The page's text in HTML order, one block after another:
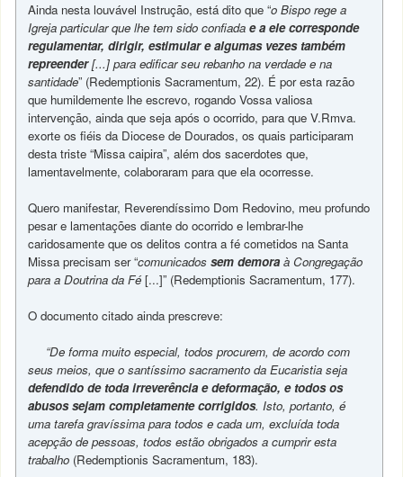
Ainda nesta louvável Instrução, está dito que “o Bispo rege a
Igreja particular que lhe tem sido confiadae a ele corresponde
regulamentar, dirigir, estimular e algumas vezes também
repreender[...] para edificar seu rebanho na verdade e na
santidade” (Redemptionis Sacramentum, 22). É por esta razão
que humildemente lhe escrevo, rogando Vossa valiosa
intervenção, ainda que seja após o ocorrido, para que V.Rmva.
exorte os fiéis da Diocese de Dourados, os quais participaram
desta triste “Missa caipira”, além dos sacerdotes que,
lamentavelmente, colaboraram para que ela ocorresse.
Quero manifestar, Reverendíssimo Dom Redovino, meu profundo
pesar e lamentações diante do ocorrido e lembrar-lhe
caridosamente que os delitos contra a fé cometidos na Santa
Missa precisam ser “comunicadossem demora à Congregação
para a Doutrina da Fé[...]” (Redemptionis Sacramentum, 177).
O documento citado ainda prescreve:
“De forma muito especial, todos procurem, de acordo com
seus meios, que o santíssimo sacramento da Eucaristia seja
defendido de toda irreverência e deformação, e todos os
abusos sejam completamente corrigidos. Isto, portanto, é
uma tarefa gravíssima para todos e cada um, excluída toda
acepção de pessoas, todos estão obrigados a cumprir esta
trabalho (Redemptionis Sacramentum, 183).